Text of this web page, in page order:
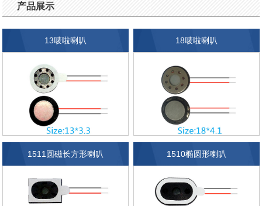
产品展示
13唛啦喇叭 18唛啦喇叭
1510椭圆形喇叭
1511圆磁长方形喇叭